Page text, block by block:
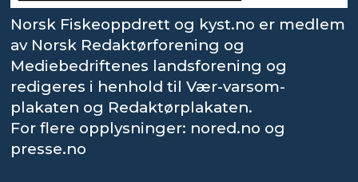
Norsk Fiskeoppdrett og kyst.no er medlem
av Norsk Redaktørforening og
Mediebedriftenes landsforening og
redigeres i henhold til Vær-varsom-
plakaten og Redaktørplakaten.
For flere opplysninger: nored.no og
presse.no